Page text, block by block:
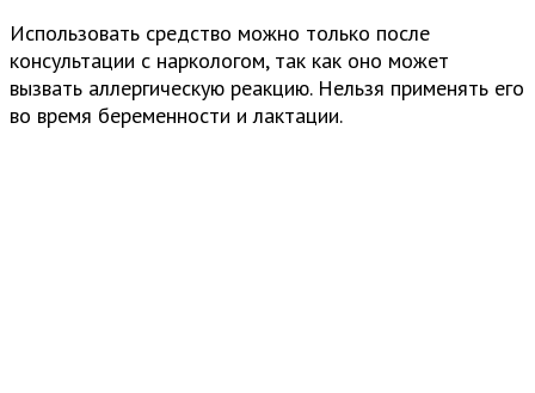
Использовать средство можно только после
консультации с наркологом, так как оно может
вызвать аллергическую реакцию. Нельзя применять его
во время беременности и лактации.